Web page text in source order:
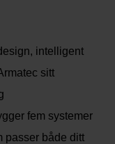
intelligent
sitt
fem systemer
passer både ditt